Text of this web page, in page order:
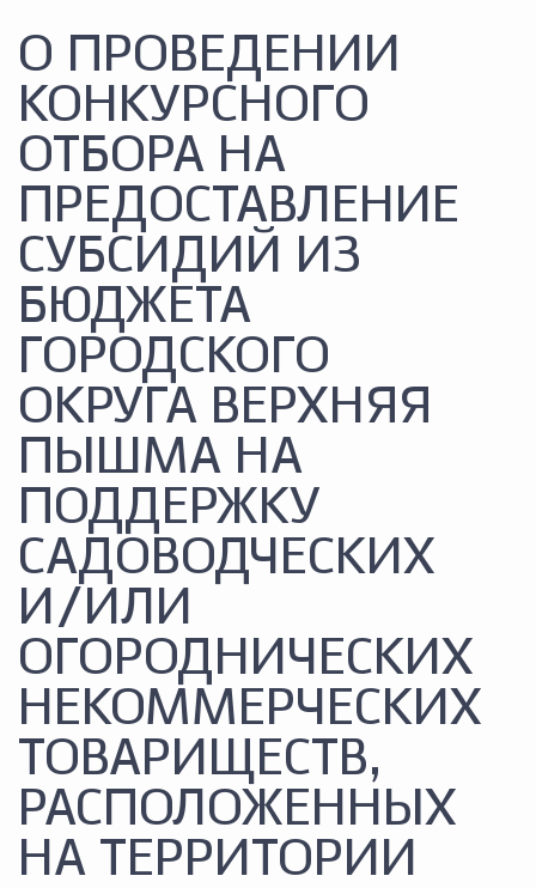
О ПРОВЕДЕНИИ
КОНКУРСНОГО
ОТБОРА НА
ПРЕДОСТАВЛЕНИЕ
СУБСИДИЙ ИЗ
БЮДЖЕТА
ГОРОДСКОГО
ОКРУГА ВЕРХНЯЯ
ПЫШМА НА
ПОДДЕРЖКУ
САДОВОДЧЕСКИХ
И/ИЛИ
ОГОРОДНИЧЕСКИХ
НЕКОММЕРЧЕСКИХ
ТОВАРИЩЕСТВ,
РАСПОЛОЖЕННЫХ
НА ТЕРРИТОРИИ